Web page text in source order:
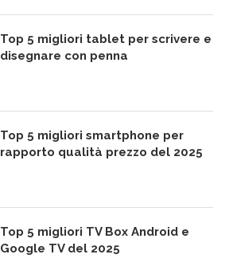
Top 5 migliori tablet per scrivere e
disegnare con penna
Top 5 migliori smartphone per
rapporto qualità prezzo del 2025
Top 5 migliori TV Box Android e
Google TV del 2025